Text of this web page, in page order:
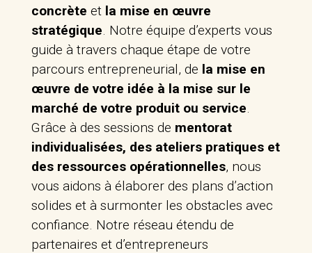
concrète et la mise en œuvre
stratégique. Notre équipe d’experts vous
guide à travers chaque étape de votre
parcours entrepreneurial, de la mise en
œuvre de votre idée à la mise sur le
marché de votre produit ou service.
Grâce à des sessions de mentorat
individualisées, des ateliers pratiques et
des ressources opérationnelles, nous
vous aidons à élaborer des plans d’action
solides et à surmonter les obstacles avec
confiance. Notre réseau étendu de
partenaires et d’entrepreneurs